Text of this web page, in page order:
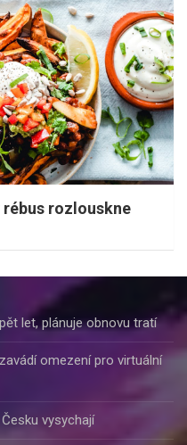
rébus rozlouskne
let, plánuje obnovu tratí
omezení pro virtuální
vysychají